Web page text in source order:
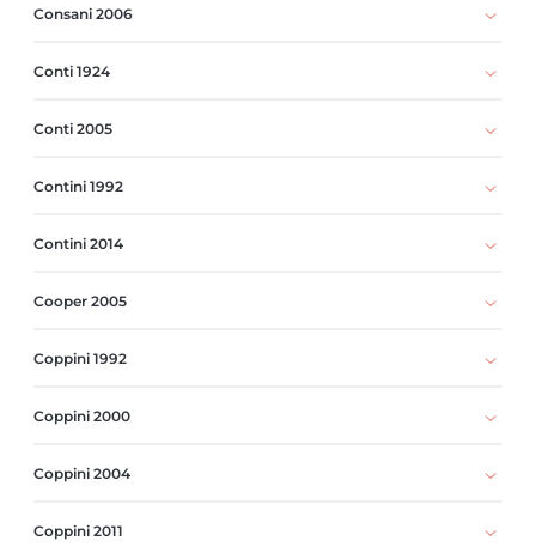
Consani 2006
Conti 1924
Conti 2005
Contini 1992
Contini 2014
Cooper 2005
Coppini 1992
Coppini 2000
Coppini 2004
Coppini 2011